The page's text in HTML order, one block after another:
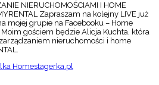
NIERUCHOMOŚCIAMI I HOME
Zapraszam na kolejny LIVE już
mojej grupie na Facebooku – Home
gościem będzie Alicja Kuchta, która
nieruchomości i home
Homestagerka.pl